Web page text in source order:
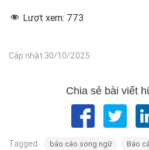
Lượt xem: 773
Cập nhật 30/10/2025
Chia sẻ bài viết
Tagged: báo cáo song ngữ Báo